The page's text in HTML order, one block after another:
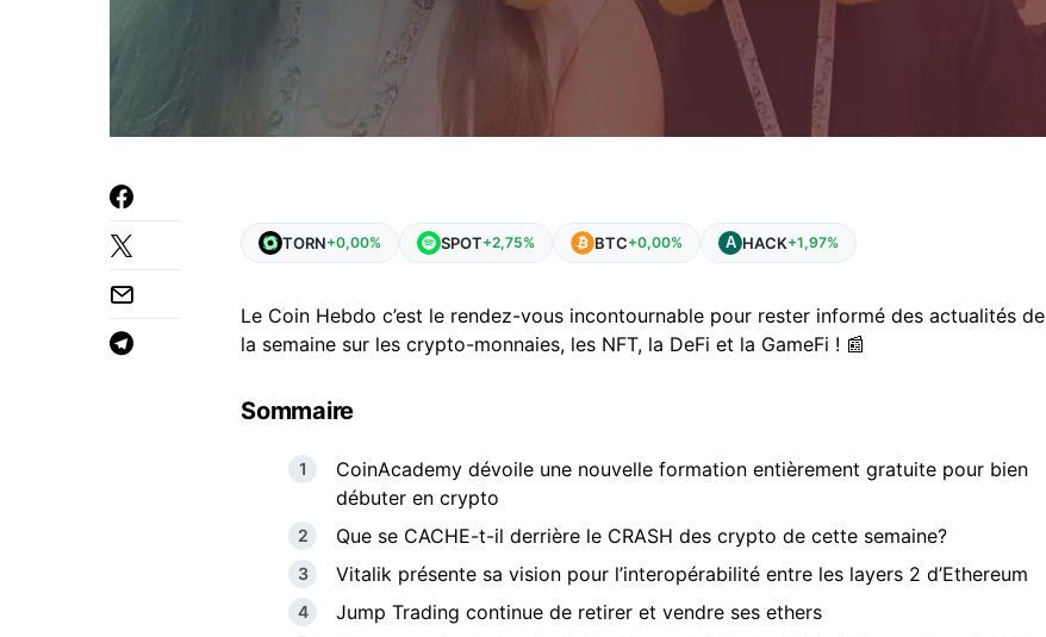
TORN+0,00% SPOT+2,75% BTC+0,00% HACK+1,97%
Le Coin Hebdo c’est le rendez-vous incontournable pour rester informé des actualités de
la semaine sur les crypto-monnaies, les NFT, la DeFi et la GameFi ! 📰
Sommaire
CoinAcademy dévoile une nouvelle formation entièrement gratuite pour bien
débuter en crypto
Que se CACHE-t-il derrière le CRASH des crypto de cette semaine?
Vitalik présente sa vision pour l’interopérabilité entre les layers 2 d’Ethereum
Jump Trading continue de retirer et vendre ses ethers